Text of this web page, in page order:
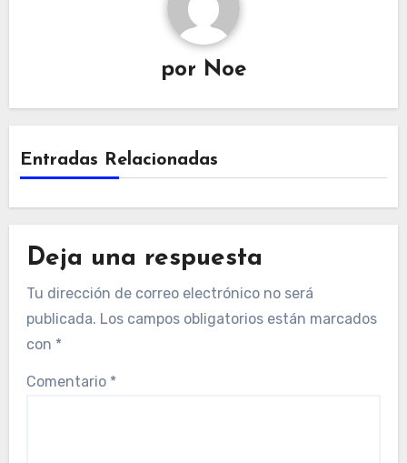
por Noe
Entradas Relacionadas
Deja una respuesta
Tu dirección de correo electrónico no será
publicada. Los campos obligatorios están marcados
con *
Comentario *